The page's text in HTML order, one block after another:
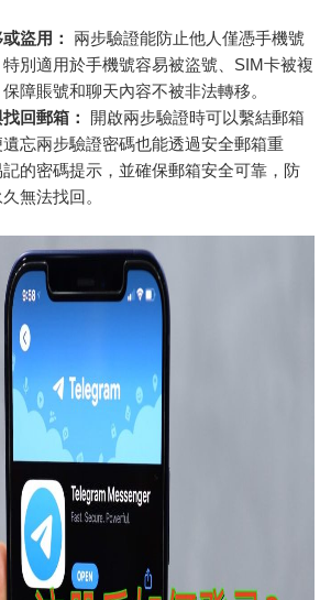
盜用：
兩步驗證能防止他人僅憑手機號
別適用於手機號容易被盜號、SIM卡被複
障賬號和聊天內容不被非法轉移。
回郵箱：
開啟兩步驗證時可以繫結郵箱
忘兩步驗證密碼也能透過安全郵箱重
的密碼提示，並確保郵箱安全可靠，防
無法找回。